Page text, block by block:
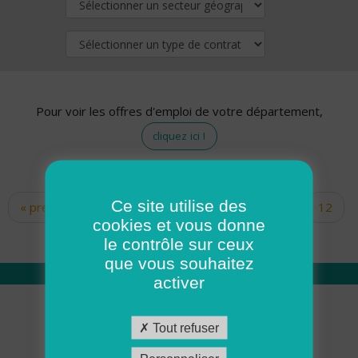
Pour voir les offres d'emploi de votre département,
cliquez ici !
Pages
« premier ‹ précédent … 10
12
14 15 16 17
Qui sommes nous
Académie ADMR
Ce site utilise des
cookies et vous donne
le contrôle sur ceux
que vous souhaitez
activer
Tout refuser